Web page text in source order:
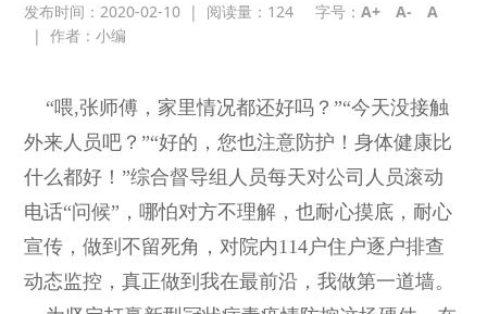
发布时间：2020-02-10 | 阅读量： 124 字号：A+ A-
A
|作者：小编
“喂,张师傅，家里情况都还好吗？”“今天没接触
外来人员吧？”“好的，您也注意防护！身体健康比
什么都好！”综合督导组人员每天对公司人员滚动
电话“问候”，哪怕对方不理解，也耐心摸底，耐心
宣传，做到不留死角，对院内114户住户逐户排查
动态监控，真正做到我在最前沿，我做第一道墙。